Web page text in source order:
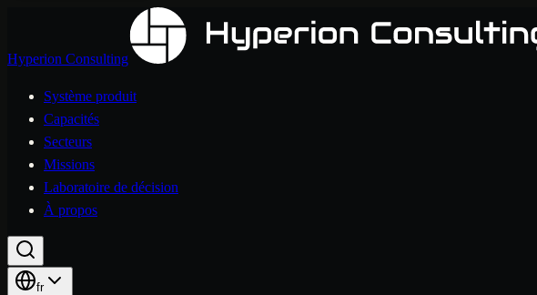
Hyperion Consulting
Système produit
Capacités
Secteurs
Missions
Laboratoire de décision
À propos
fr